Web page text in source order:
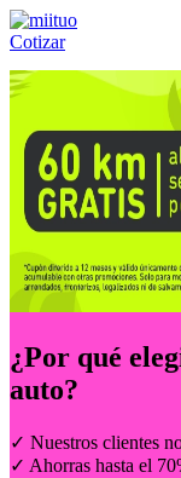
Cotizar
Llámanos al:(55) 84-
¿Por qué
auto?
✓ Nuestros clientes
✓ Ahorras hasta el